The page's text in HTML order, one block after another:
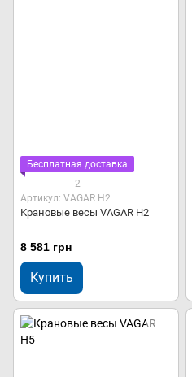
Бесплатная доставка
2
Артикул: VAGAR Н2
Крановые весы VAGAR Н2
8 581 грн
Купить